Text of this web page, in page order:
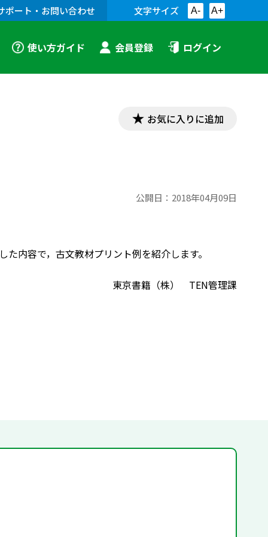
ポート・お問い合わせ 文字サイズ A- A+
使い方ガイド 会員登録 ログイン
お気に入りに追加
公開日： 2018年04月09日
内容で，古文教材プリント例を紹介します。
東京書籍（株） TEN管理課